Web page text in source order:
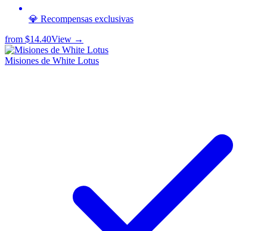
💎 Recompensas exclusivas
from $14.40View →
Misiones de White Lotus